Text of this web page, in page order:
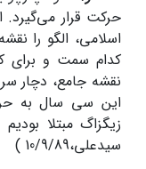
حرکت قرار می‌گیرد.
اسلامی، الگو را
کدام سمت و برای
نقشه جامع، دچار
این سی سال به
زیگزاگ مبتلا
سیدعلی،10/9/89 )